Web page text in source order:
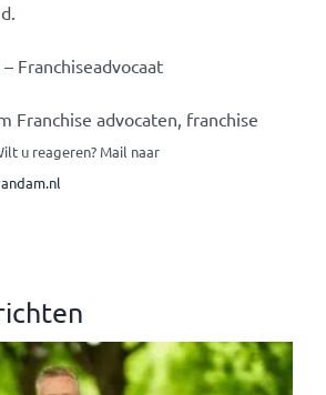
Franchiseadvocaat
Franchise advocaten, franchise
u reageren? Mail naar